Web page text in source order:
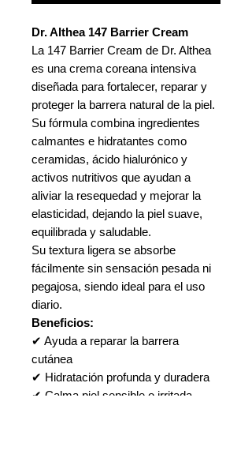
Dr. Althea 147 Barrier Cream
La 147 Barrier Cream de Dr. Althea
es una crema coreana intensiva
diseñada para fortalecer, reparar y
proteger la barrera natural de la piel.
Su fórmula combina ingredientes
calmantes e hidratantes como
ceramidas, ácido hialurónico y
activos nutritivos que ayudan a
aliviar la resequedad y mejorar la
elasticidad, dejando la piel suave,
equilibrada y saludable.
Su textura ligera se absorbe
fácilmente sin sensación pesada ni
pegajosa, siendo ideal para el uso
diario.
Beneficios:
✔ Ayuda a reparar la barrera
cutánea
✔ Hidratación profunda y duradera
✔ Calma piel sensible o irritada